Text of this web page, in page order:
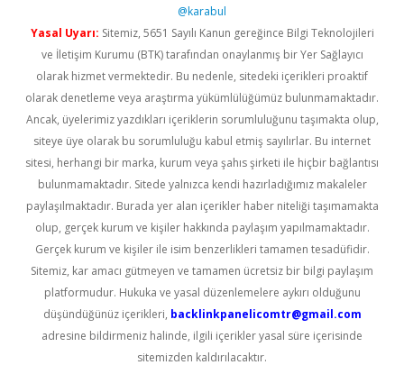
@karabul
Yasal Uyarı: Sitemiz, 5651 Sayılı Kanun gereğince Bilgi Teknolojileri
ve İletişim Kurumu (BTK) tarafından onaylanmış bir Yer Sağlayıcı
olarak hizmet vermektedir. Bu nedenle, sitedeki içerikleri proaktif
olarak denetleme veya araştırma yükümlülüğümüz bulunmamaktadır.
Ancak, üyelerimiz yazdıkları içeriklerin sorumluluğunu taşımakta olup,
siteye üye olarak bu sorumluluğu kabul etmiş sayılırlar. Bu internet
sitesi, herhangi bir marka, kurum veya şahıs şirketi ile hiçbir bağlantısı
bulunmamaktadır. Sitede yalnızca kendi hazırladığımız makaleler
paylaşılmaktadır. Burada yer alan içerikler haber niteliği taşımamakta
olup, gerçek kurum ve kişiler hakkında paylaşım yapılmamaktadır.
Gerçek kurum ve kişiler ile isim benzerlikleri tamamen tesadüfidir.
Sitemiz, kar amacı gütmeyen ve tamamen ücretsiz bir bilgi paylaşım
platformudur. Hukuka ve yasal düzenlemelere aykırı olduğunu
düşündüğünüz içerikleri, backlinkpanelicomtr@gmail.com
adresine bildirmeniz halinde, ilgili içerikler yasal süre içerisinde
sitemizden kaldırılacaktır.